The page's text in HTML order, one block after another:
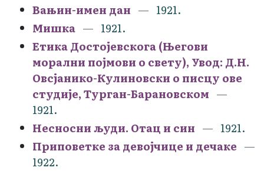
Вањин-имен дан
1921.
Мишка
1921.
Етика Достојевскога (Његови
морални појмови о свету), Увод: Д.Н.
Овсјанико-Кулиновски о писцу ове
студије, Турган-Барановском
1921.
Несносни људи. Отац и син
1921.
Приповетке за девојчице и дечаке
1922.